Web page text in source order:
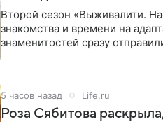
Второй сезон «Выживалити.
знакомства и времени на
знаменитостей сразу
5 часов назад Life.ru
Роза Сябитова